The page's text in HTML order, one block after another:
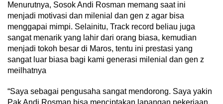
Menurutnya, Sosok Andi Rosman memang saat ini
menjadi motivasi dan milenial dan gen z agar bisa
menggapai mimpi. Selainitu, Track record beliau juga
sangat menarik yang lahir dari orang biasa, kemudian
menjadi tokoh besar di Maros, tentu ini prestasi yang
sangat luar biasa bagi kami generasi milenial dan gen z
meilhatnya
“Saya sebagai pengusaha sangat mendorong. Saya yakin
Pak Andi Rosman bisa menciptakan lapangan pekerjaan,